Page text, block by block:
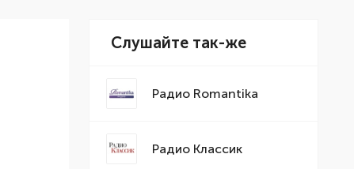
Слушайте так-же
Радио Romantika
Радио Классик